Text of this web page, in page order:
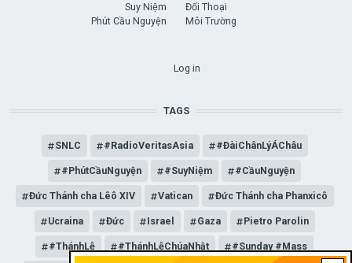
Suy Niệm
Phút Cầu Nguyện
Đối Thoại
Môi Trường
Log in
TAGS
SNLC #RadioVeritasAsia #ĐàiChânLýÁChâu
#PhútCầuNguyện #SuyNiệm #CầuNguyện
Đức Thánh cha Lêô XIV Vatican Đức Thánh cha Phanxicô
Ucraina Đức Israel Gaza Pietro Parolin
#ThánhLễ #ThánhLễChúaNhật #Sunday #Mass